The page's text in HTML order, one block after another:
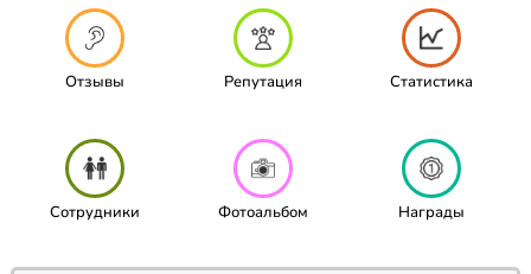
Отзывы Репутация Статистика
Сотрудники Фотоальбом Награды